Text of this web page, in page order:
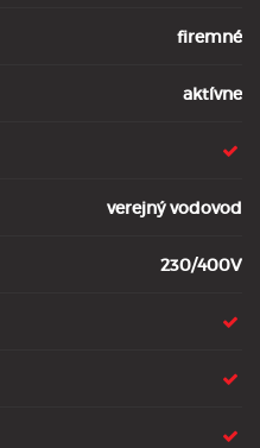
firemné
aktívne
verejný vodovod
230/400V